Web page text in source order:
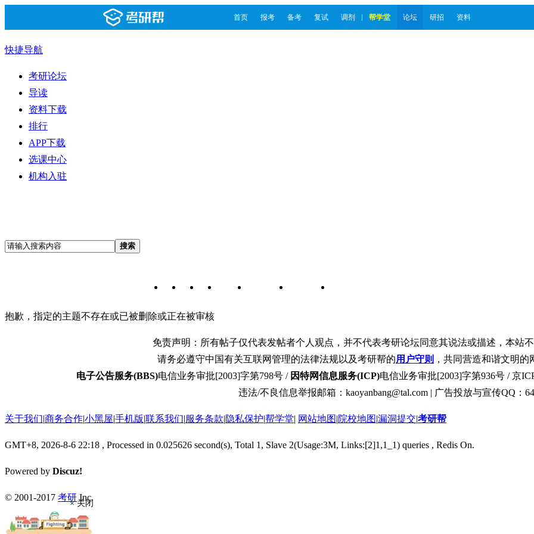
首页 报考 备考 复试 调剂 帮学堂 论坛 研招 资料
快捷导航
考研论坛
导读
资料下载
排行
APP下载
选课中心
机构入驻
搜索
抱歉，指定的主题不存在或已被删除或正在被审核
免责声明：所有帖子仅代表发帖者个人观点，并不代表考研论坛同意其说法或描述，本站
请务必遵守中国有关互联网管理的法律法规以及考研帮的用户守则 ，共同营造和谐文明
电子公告服务(BBS)电信业务审批[2003]字第798号 / 因特网信息服务(ICP)电信业务审批[2003]字第936号 / 京
违法/不良信息举报邮箱：kaoyanbang@tal.com | 广告投放与宣传QQ：
关于我们|商务合作|小黑屋|手机版|联系我们|服务条款|隐私保护|帮学堂| 网站地图|院校地图|漏洞提交|考研帮
GMT+8, 2026-8-6 22:18 , Processed in 0.025626 second(s), Total 1, Slave 2(Usage:3M, Links:[2]1,1_1) queries , Redis On.
Powered by Discuz!
© 2001-2017 考研Inc.
× 关闭